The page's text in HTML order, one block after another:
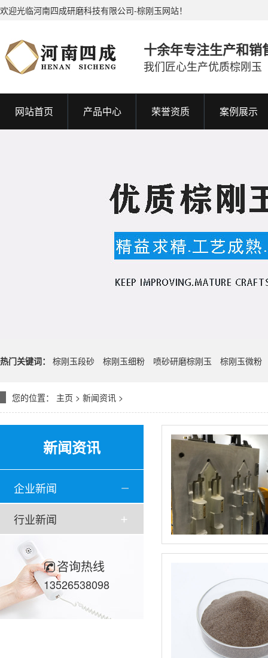
欢迎光临河南四成研磨科技有限公司-棕刚玉网站！
十余年专注生产和销
我们匠心生产优质棕刚玉
网站首页 产品中心 荣誉资质 案例展示
热门关键词： 棕刚玉段砂 棕刚玉细粉 喷砂研磨棕刚玉 棕刚玉微粉
您的位置： 主页 > 新闻资讯 >
新闻资讯
企业新闻
行业新闻
咨询热线
13526538098